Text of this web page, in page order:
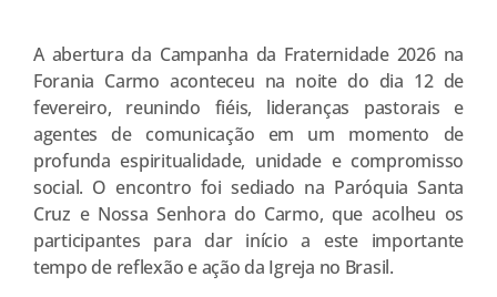
A abertura da Campanha da Fraternidade 2026 na
Forania Carmo aconteceu na noite do dia 12 de
fevereiro, reunindo fiéis, lideranças pastorais e
agentes de comunicação em um momento de
profunda espiritualidade, unidade e compromisso
social. O encontro foi sediado na Paróquia Santa
Cruz e Nossa Senhora do Carmo, que acolheu os
participantes para dar início a este importante
tempo de reflexão e ação da Igreja no Brasil.